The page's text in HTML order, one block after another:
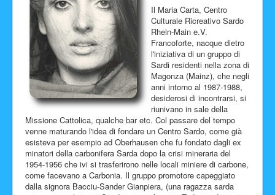
Il Maria Carta, Centro
Culturale Ricreativo Sardo
Rhein-Main e.V.
Francoforte, nacque dietro
l'iniziativa di un gruppo di
Sardi residenti nella zona di
Magonza (Mainz), che negli
anni intorno al 1987-1988,
desiderosi di incontrarsi, si
riunivano in sale della
Missione Cattolica, qualche bar etc. Col passare del tempo
venne maturando l'idea di fondare un Centro Sardo, come già
esisteva per esempio ad Oberhausen che fu fondato dagli ex
minatori della carbonifera Sarda dopo la crisi mineraria del
1954-1956 che ivi si trasferirono nelle locali miniere di carbone,
come facevano a Carbonia. Il gruppo promotore capeggiato
dalla signora Bacciu-Sander Gianpiera, (una ragazza sarda